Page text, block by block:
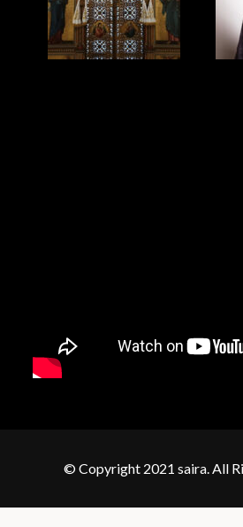
© Copyright 2021 saira. All